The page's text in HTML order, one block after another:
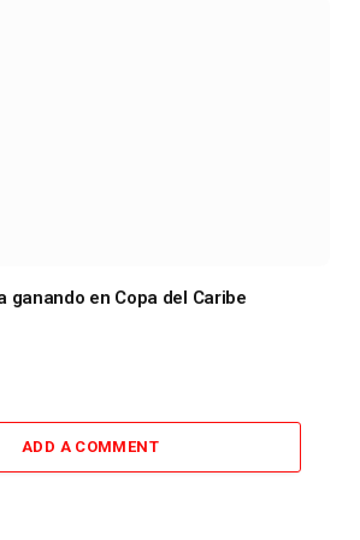
ganando en Copa del Caribe
ADD A COMMENT